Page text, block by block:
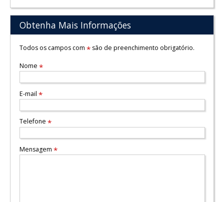
Obtenha Mais Informações
Todos os campos com *são de preenchimento obrigatório.
Nome *
E-mail *
Telefone *
Mensagem *